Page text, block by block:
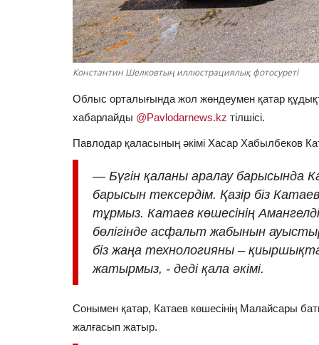
Константин Шелковтың иллюстрациялық фотосуреті
Облыс орталығында жол жөндеумен қатар
хабарлайды @Pavlodarnews.kz тілшісі.
Павлодар қаласының әкімі Хасар Хабылбеков
— Бүгін қаланы аралау барысында
барысын тексердім. Қазір біз
тұрмыз. Катаев көшесінің
бөлігінде асфальт жабынын
біз жаңа технологияны –
жатырмыз, - деді қала әкімі.
Сонымен қатар, Катаев көшесінің Малайсары
жалғасып жатыр.